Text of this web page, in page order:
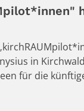
in
für die